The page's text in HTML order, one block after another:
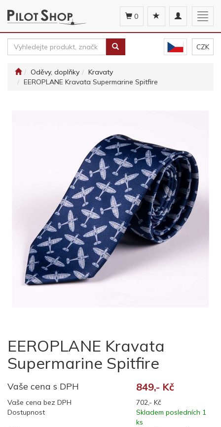
Toggle
navigation
0
CZK
Oděvy, doplňky
Kravaty
EEROPLANE Kravata Supermarine Spitfire
EEROPLANE Kravata
Supermarine Spitfire
Vaše cena s DPH 849,- Kč
Vaše cena bez DPH
702,- Kč
Dostupnost
Skladem posledních 1
ks